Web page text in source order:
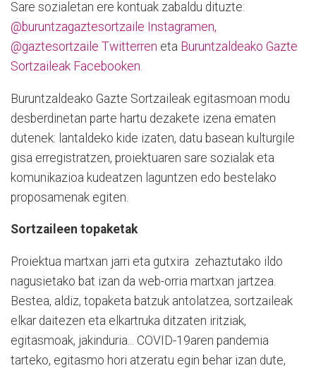
Sare sozialetan ere kontuak zabaldu dituzte:
@buruntzagaztesortzaile Instagramen,
@gaztesortzaile Twitterren eta Buruntzaldeako Gazte
Sortzaileak Facebooken.
Buruntzaldeako Gazte Sortzaileak egitasmoan modu
desberdinetan parte hartu dezakete izena ematen
dutenek: lantaldeko kide izaten, datu basean kulturgile
gisa erregistratzen, proiektuaren sare sozialak eta
komunikazioa kudeatzen laguntzen edo bestelako
proposamenak egiten.
Sortzaileen topaketak
Proiektua martxan jarri eta gutxira zehaztutako ildo
nagusietako bat izan da web-orria martxan jartzea.
Bestea, aldiz, topaketa batzuk antolatzea, sortzaileak
elkar daitezen eta elkartruka ditzaten iritziak,
egitasmoak, jakinduria... COVID-19aren pandemia
tarteko, egitasmo hori atzeratu egin behar izan dute,